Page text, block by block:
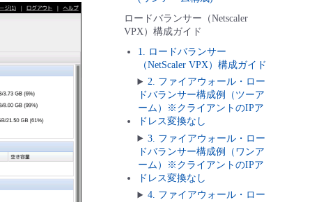
ロードバランサー（Netscaler
VPX）構成ガイド
1. ロードバランサー
（NetScaler VPX）構成ガイド
2. ファイアウォール・ロー
ドバランサー構成例（ツーア
ーム）※クライアントのIPア
ドレス変換なし
3. ファイアウォール・ロー
ドバランサー構成例（ワンア
ーム）※クライアントのIPア
ドレス変換なし
4. ファイアウォール・ロー